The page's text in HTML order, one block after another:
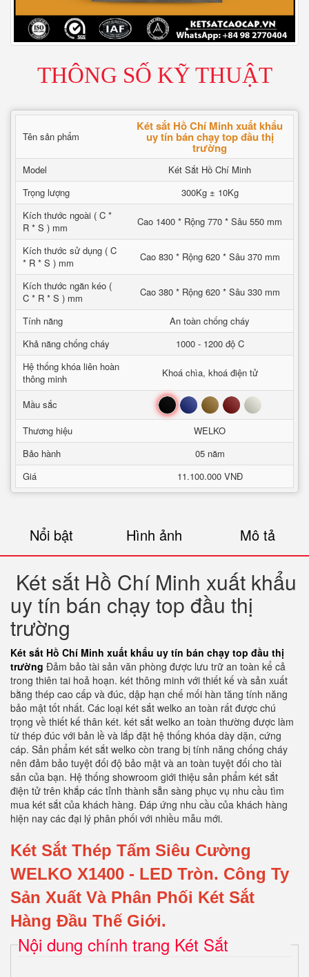
THÔNG SỐ KỸ THUẬT
Tên sản phẩm
Két sắt Hồ Chí Minh xuất khẩu
uy tín bán chạy top đầu thị
trường
Model
Két Sắt Hồ Chí Minh
Trọng lượng
300Kg ± 10Kg
Kích thước ngoài ( C *
R * S ) mm
Cao 1400 * Rộng 770 * Sâu 550 mm
Kích thước sử dụng ( C
* R * S ) mm
Cao 830 * Rộng 620 * Sâu 370 mm
Kích thước ngăn kéo (
C * R * S ) mm
Cao 380 * Rộng 620 * Sâu 330 mm
Tính năng
An toàn chống cháy
Khả năng chống cháy
1000 - 1200 độ C
Hệ thống khóa liên hoàn
thông minh
Khoá chìa, khoá điện tử
Mầu sắc Đen Xanh Nâu Đỏ Trắng
Thương hiệu
WELKO
Bảo hành
05 năm
Giá
11.100.000 VNĐ
Nổi bật Hình ảnh Mô tả
Két sắt Hồ Chí Minh xuất khẩu
uy tín bán chạy top đầu thị
trường
Két sắt Hồ Chí Minh xuất khẩu uy tín bán chạy top đầu thị
trường Đảm bảo tài sản văn phòng được lưu trữ an toàn kể cả
trong thiên tai hoả hoạn. két thông minh với thiết kế và sản xuất
bằng thép cao cấp và đúc, dập hạn chế mối hàn tăng tính năng
bảo mật tốt nhất. Các loại két sắt welko an toàn rất được chú
trọng về thiết kế thân két. két sắt welko an toàn thường được làm
từ thép đúc với bản lề và lắp đặt hệ thống khóa dày dặn, cứng
cáp. Sản phẩm két sắt welko còn trang bị tính năng chống cháy
nên đảm bảo tuyệt đối độ bảo mật và an toàn tuyệt đối cho tài
sản của bạn. Hệ thống showroom giới thiệu sản phẩm két sắt
điện tử trên khắp các tỉnh thành sẵn sàng phục vụ nhu cầu tìm
mua két sắt của khách hàng. Đáp ứng nhu cầu của khách hàng
hiện nay các đại lý phân phối với nhiều mẫu mới.
Két Sắt Thép Tấm Siêu Cường
WELKO X1400 - LED Tròn. Công Ty
Sản Xuất Và Phân Phối Két Sắt
Hàng Đầu Thế Giới.
Nội dung chính trang Két Sắt